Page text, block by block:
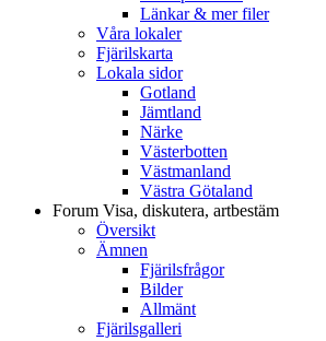
Länkar & mer filer
Våra lokaler
Fjärilskarta
Lokala sidor
Gotland
Jämtland
Närke
Västerbotten
Västmanland
Västra Götaland
Forum Visa, diskutera, artbestäm
Översikt
Ämnen
Fjärilsfrågor
Bilder
Allmänt
Fjärilsgalleri